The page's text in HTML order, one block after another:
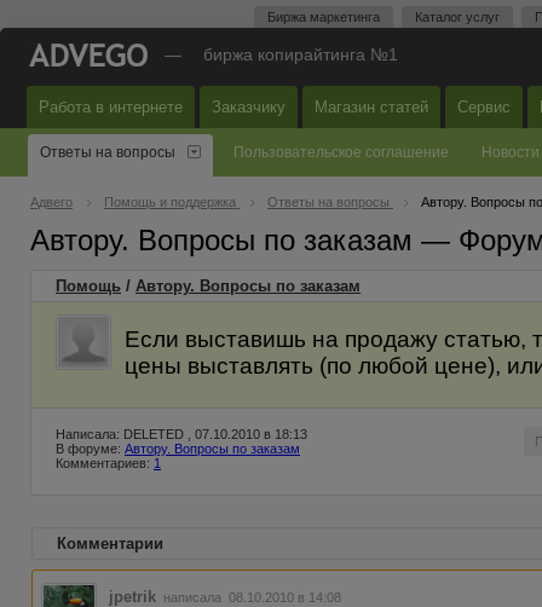
Биржа маркетинга Каталог услуг
— биржа копирайтинга №1
Работа в интернете Заказчику Магазин статей Сервис
Ответы на вопросы Пользовательское соглашение Новости
Адвего Помощь и поддержка Ответы на вопросы Автору. Вопросы
Автору. Вопросы по заказам —
Помощь / Автору. Вопросы по заказам
Если выставишь на продажу статью,
цены выставлять (по любой цене),
Написала: DELETED , 07.10.2010 в 18:13
В форуме: Автору. Вопросы по заказам
Комментариев: 1
Комментарии
jpetrik написала 08.10.2010 в 14:08